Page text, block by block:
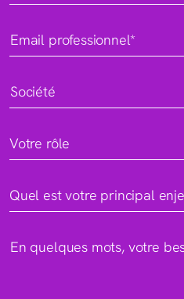
Email professionnel*
Société
Votre rôle
Quel est votre principal
En quelques mots, votre